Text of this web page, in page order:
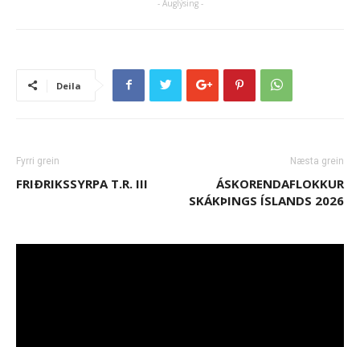
- Auglýsing -
Deila
Fyrri grein
FRIÐRIKSSYRPA T.R. III
Næsta grein
ÁSKORENDAFLOKKUR
SKÁKÞINGS ÍSLANDS 2026